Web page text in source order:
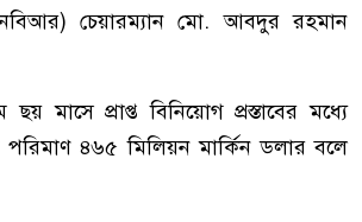
চেয়ারম্যান মো. আবদুর রহমান
মাসে প্রাপ্ত বিনিয়োগ প্রস্তাবের মধ্যে
পরিমাণ ৪৬৫ মিলিয়ন মার্কিন ডলার বলে